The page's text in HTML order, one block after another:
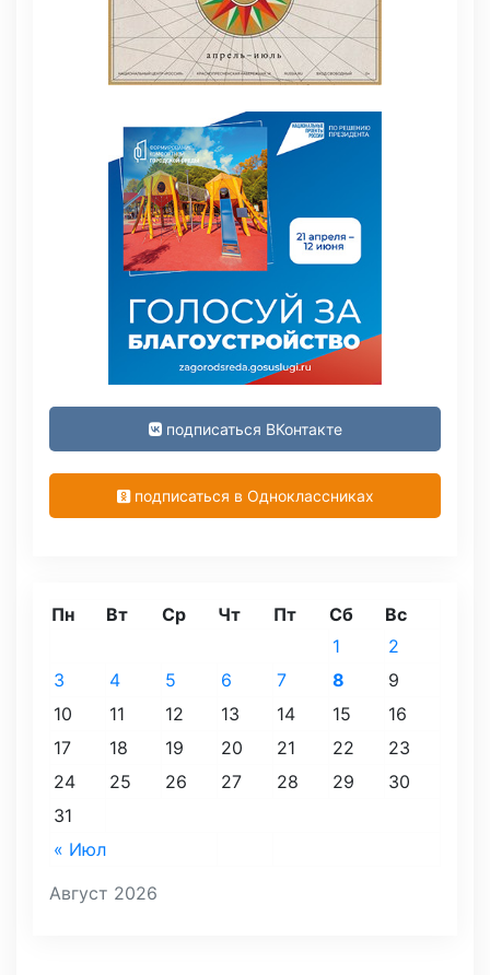
подписаться ВКонтакте
подписаться в Одноклассниках
Август 2026
Пн Вт Ср Чт Пт Сб Вс
« Июл
1
2
3
4 5 6 7 8
9
10
11 12 13 14 15
16
17
18 19 20 21 22
23
24
25 26 27 28 29
30
31